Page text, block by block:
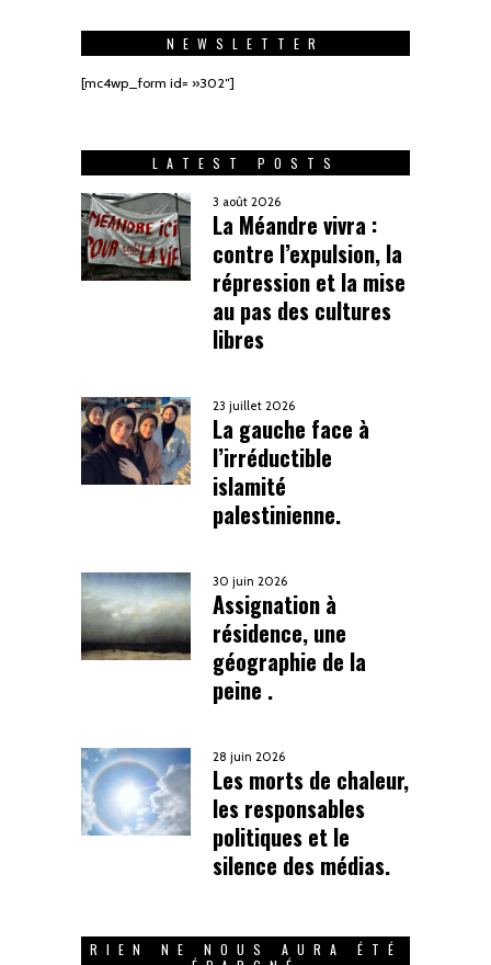
NEWSLETTER
[mc4wp_form id= »302″]
LATEST POSTS
3 août 2026
La Méandre vivra :
contre l’expulsion, la
répression et la mise
au pas des cultures
libres
23 juillet 2026
La gauche face à
l’irréductible
islamité
palestinienne.
30 juin 2026
Assignation à
résidence, une
géographie de la
peine .
28 juin 2026
Les morts de chaleur,
les responsables
politiques et le
silence des médias.
RIEN NE NOUS AURA ÉTÉ